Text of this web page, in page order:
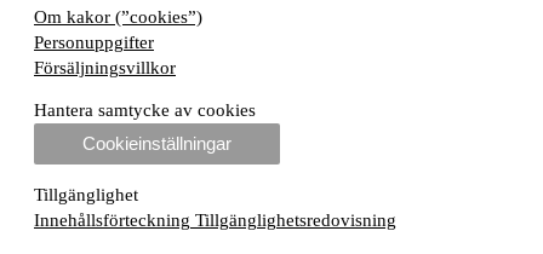
Om kakor (”cookies”)
Personuppgifter
Försäljningsvillkor
Hantera samtycke av cookies
Cookieinställningar
Tillgänglighet
Innehållsförteckning Tillgänglighetsredovisning